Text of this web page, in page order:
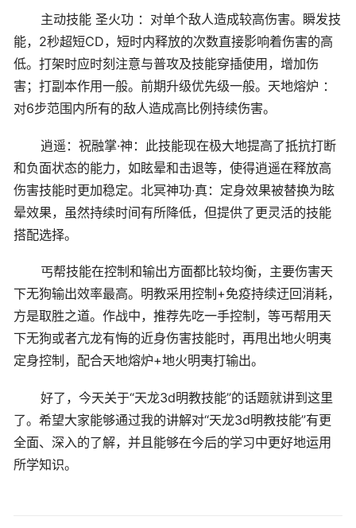
主动技能 圣火功 ：对单个敌人造成较高伤害。瞬发技
能，2秒超短CD，短时内释放的次数直接影响着伤害的高
低。打架时应时刻注意与普攻及技能穿插使用，增加伤
害；打副本作用一般。前期升级优先级一般。天地熔炉 ：
对6步范围内所有的敌人造成高比例持续伤害。
逍遥：祝融掌·神：此技能现在极大地提高了抵抗打断
和负面状态的能力，如眩晕和击退等，使得逍遥在释放高
伤害技能时更加稳定。北冥神功·真：定身效果被替换为眩
晕效果，虽然持续时间有所降低，但提供了更灵活的技能
搭配选择。
丐帮技能在控制和输出方面都比较均衡，主要伤害天
下无狗输出效率最高。明教采用控制+免疫持续迂回消耗，
方是取胜之道。作战中，推荐先吃一手控制，等丐帮用天
下无狗或者亢龙有悔的近身伤害技能时，再甩出地火明夷
定身控制，配合天地熔炉+地火明夷打输出。
好了，今天关于“天龙3d明教技能”的话题就讲到这里
了。希望大家能够通过我的讲解对“天龙3d明教技能”有更
全面、深入的了解，并且能够在今后的学习中更好地运用
所学知识。